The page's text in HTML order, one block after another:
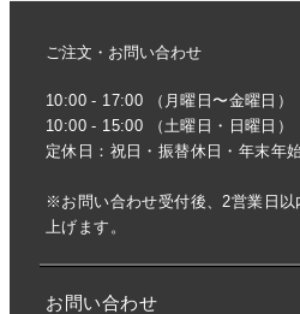
ご注文・お問い合わせ
10:00 - 17:00 （月曜日〜金曜日）
10:00 - 15:00 （土曜日・日曜日）
定休日：祝日・振替休日・年末年
※お問い合わせ受付後、2営業日以
上げます。
お問い合わせ